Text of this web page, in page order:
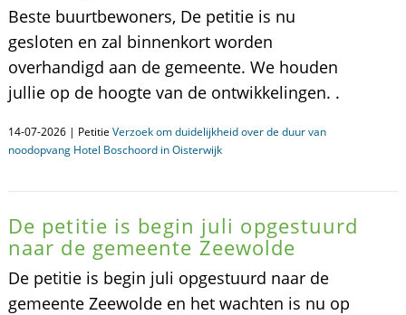
Beste buurtbewoners, De petitie is nu
gesloten en zal binnenkort worden
overhandigd aan de gemeente. We houden
jullie op de hoogte van de ontwikkelingen. .
14-07-2026 | Petitie Verzoek om duidelijkheid over de duur van
noodopvang Hotel Boschoord in Oisterwijk
De petitie is begin juli opgestuurd
naar de gemeente Zeewolde
De petitie is begin juli opgestuurd naar de
gemeente Zeewolde en het wachten is nu op